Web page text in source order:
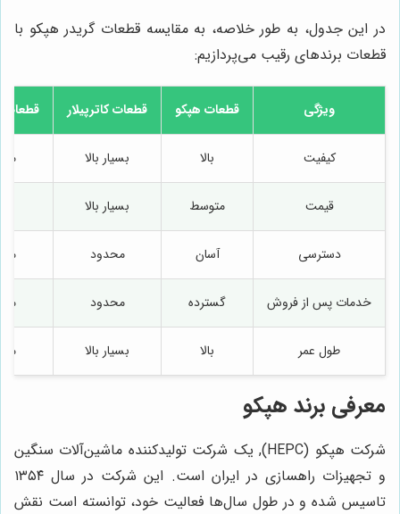
در این جدول، به طور خلاصه، به مقایسه قطعات گریدر هپکو با
قطعات برندهای رقیب می‌پردازیم:
ویژگی قطعات هپکو قطعات کاترپیلار قطعات
کیفیت بالا بسیار بالا
قیمت متوسط بسیار بالا
دسترسی آسان محدود
خدمات پس از فروش گسترده محدود
طول عمر بالا بسیار بالا
معرفی برند هپکو
شرکت هپکو (HEPC), یک شرکت تولیدکننده ماشین‌آلات سنگین
و تجهیزات راهسازی در ایران است. این شرکت در سال ۱۳۵۴
تاسیس شده و در طول سال‌ها فعالیت خود، توانسته است نقش